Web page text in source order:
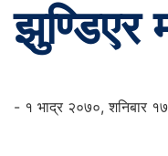
झुण्डिएर
- १ भाद्र २०७०, शनिबार